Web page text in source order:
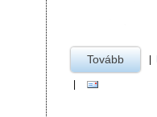
Tovább a |
|